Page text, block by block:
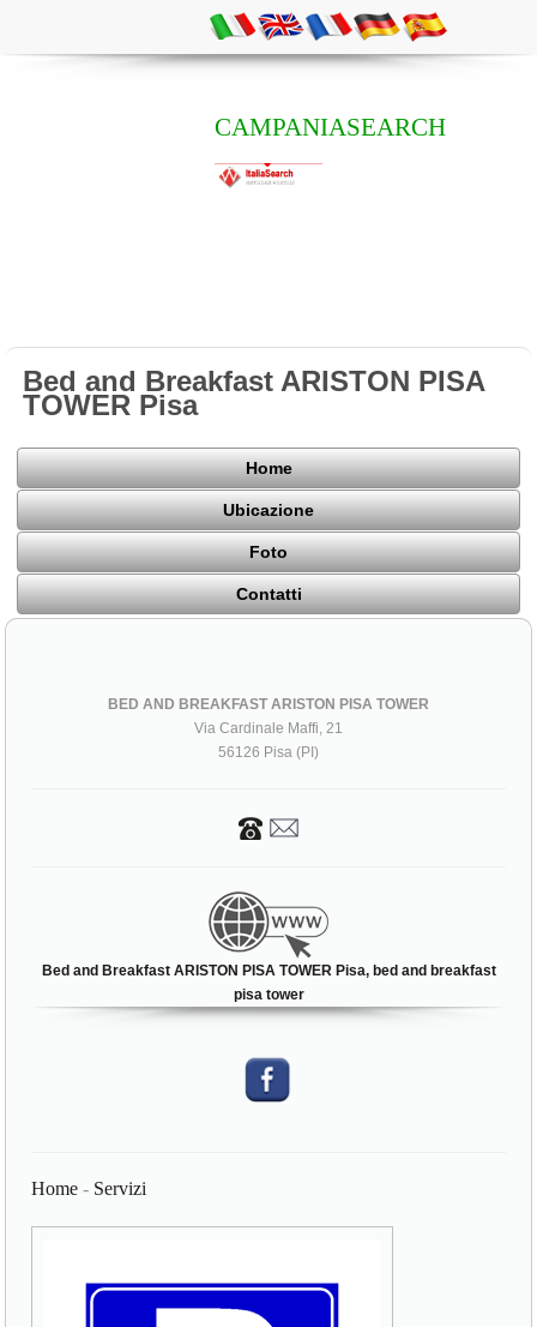
CAMPANIASEARCH
Bed and Breakfast ARISTON PISA
TOWER Pisa
Home
Ubicazione
Foto
Contatti
BED AND BREAKFAST ARISTON PISA TOWER
Via Cardinale Maffi, 21
56126 Pisa (PI)
Bed and Breakfast ARISTON PISA TOWER Pisa, bed and breakfast
pisa tower
Home - Servizi